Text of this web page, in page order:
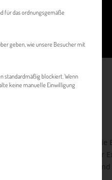
Wirtschaft. Exporte in die
. Der
für Investitionen
für das ordnungsgemäße
geben, wie unsere Besucher mit
standardmäßig blockiert. Wenn
keine manuelle Einwilligung